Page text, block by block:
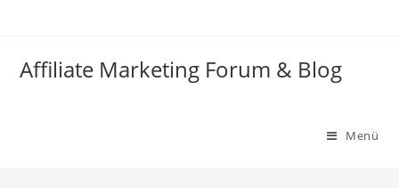
Affiliate Marketing Forum & Blog
Menü